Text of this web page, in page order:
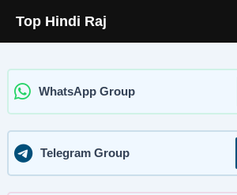
Top Hindi Raj
WhatsApp Group
Telegram Group